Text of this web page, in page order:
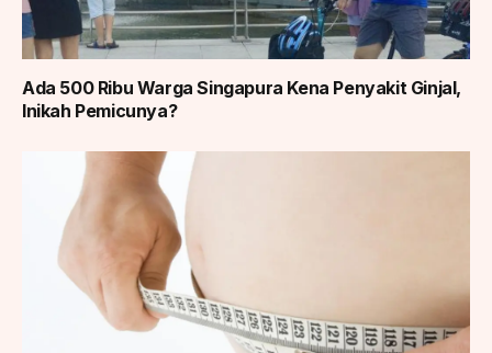
Ada 500 Ribu Warga Singapura Kena Penyakit Ginjal,
Inikah Pemicunya?